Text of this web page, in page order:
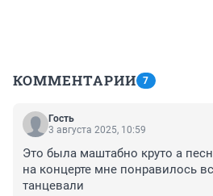
КОММЕНТАРИИ 7
Гость
3 августа 2025, 10:59
Это была маштабно круто а
на концерте мне понравилось
танцевали